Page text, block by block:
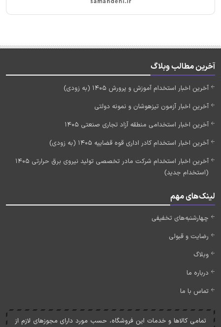
آخرین مطالب وبلاگ
آخرین اخبار استخدام آموزش و پرورش 1405 (به زودی)
آخرین اخبار آزمون تیزهوشان و نمونه دولتی
آخرین اخبار استخدامی منطقه آزاد تجاری صنعتی 1405
آخرین اخبار استخدام کادر اداری قوه قضاییه 1405 (به زودی)
آخرین اخبار استخدام شرکت مادر تخصصی تولید نیروی برق حرارتی 1405
(استخدام جدید)
لینک‌های مهم
چهارشنبه‌های تخفیفی
رضایت و قبولی
وبلاگ
درباره ما
تماس با ما
تمامی کالاها و خدمات اين فروشگاه، حسب مورد دارای مجوزهای لازم از